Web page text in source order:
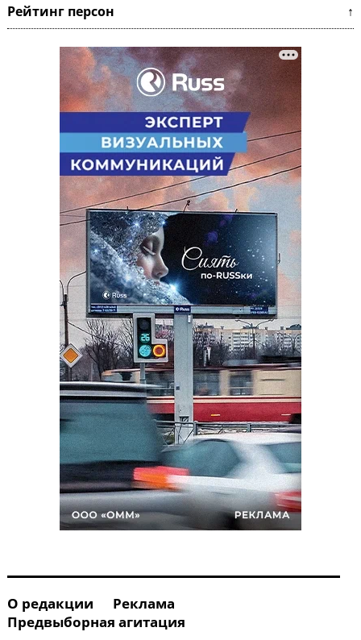
Рейтинг персон ↑
О редакции
Реклама
Предвыборная агитация